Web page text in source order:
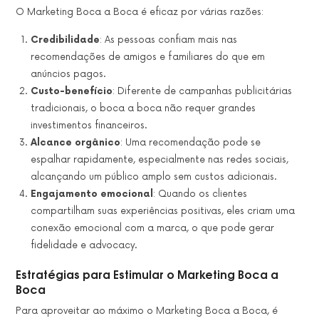
O Marketing Boca a Boca é eficaz por várias razões:
Credibilidade: As pessoas confiam mais nas
recomendações de amigos e familiares do que em
anúncios pagos.
Custo-benefício: Diferente de campanhas publicitárias
tradicionais, o boca a boca não requer grandes
investimentos financeiros.
Alcance orgânico: Uma recomendação pode se
espalhar rapidamente, especialmente nas redes sociais,
alcançando um público amplo sem custos adicionais.
Engajamento emocional : Quando os clientes
compartilham suas experiências positivas, eles criam uma
conexão emocional com a marca, o que pode gerar
fidelidade e advocacy.
Estratégias para Estimular o Marketing Boca a
Boca
Para aproveitar ao máximo o Marketing Boca a Boca, é